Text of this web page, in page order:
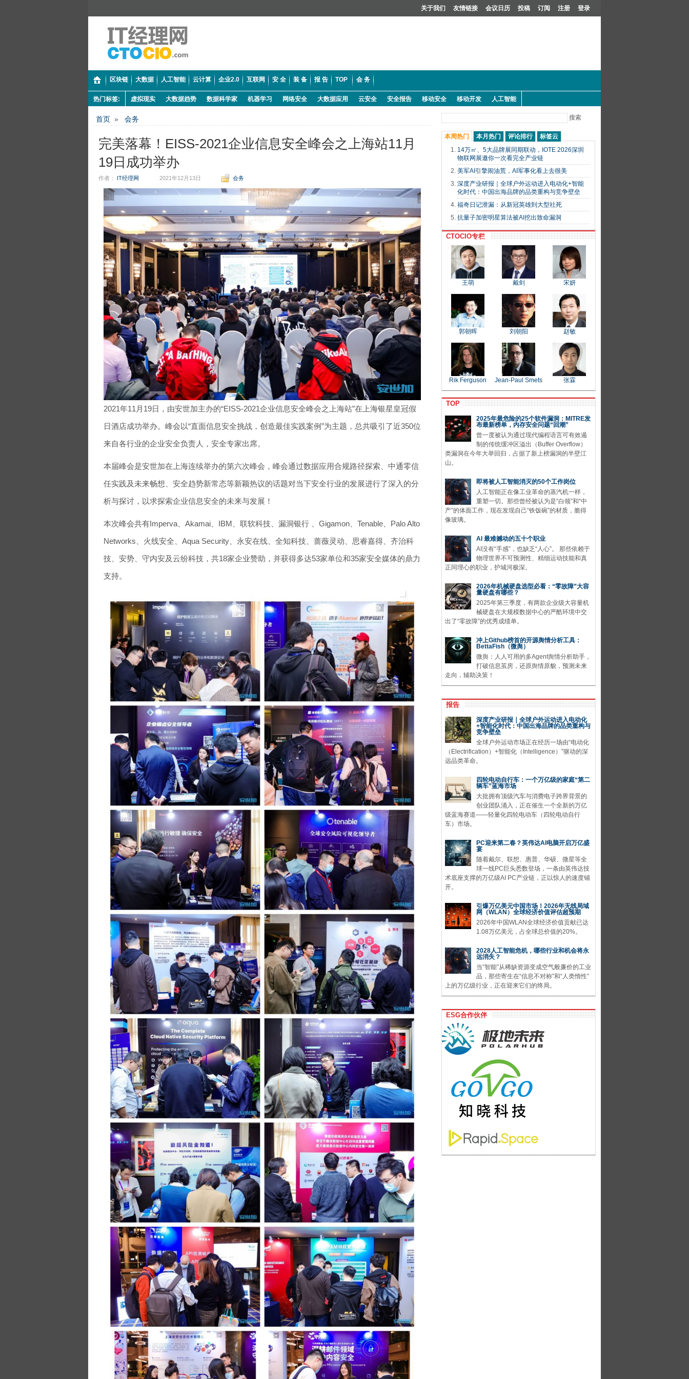
关于我们 友情链接 会议日历 投稿 订阅 注册 登录
区块链 大数据 人工智能 云计算 企业2.0 互联网 安 全 装 备 报 告 TOP 会 务
热门标签: 虚拟现实 大数据趋势 数据科学家 机器学习 网络安全 大数据应用 云安全 安全报告 移动安全 移动开发 人工智能
首页 » 会务
完美落幕！EISS-2021企业信息安全峰会之上海站11月
19日成功举办
作者： IT经理网 2021年12月13日 会务
2021年11月19日，由安世加主办的“EISS-2021企业信息安全峰会之上海站”在上海银星皇冠假
日酒店成功举办。峰会以“直面信息安全挑战，创造最佳实践案例”为主题，总共吸引了近350位
来自各行业的企业安全负责人，安全专家出席。
本届峰会是安世加在上海连续举办的第六次峰会，峰会通过数据应用合规路径探索、中通零信
任实践及未来畅想、安全趋势新常态等新颖热议的话题对当下安全行业的发展进行了深入的分
析与探讨，以求探索企业信息安全的未来与发展！
本次峰会共有Imperva、Akamai、IBM、联软科技、漏洞银行 、Gigamon、Tenable、Palo Alto
Networks、火线安全、Aqua Security、永安在线、全知科技、蔷薇灵动、思睿嘉得、齐治科
技、安势、守内安及云纷科技，共18家企业赞助，并获得多达53家单位和35家安全媒体的鼎力
支持。
搜索
本周热门 本月热门 评论排行
标签云
14万㎡、5大品牌展同期联动，IOTE 2026深圳
物联网展邀你一次看完全产业链
美军AI引擎闹油荒，AI军事化看上去很美
深度产业研报｜全球户外运动进入电动化+智能
化时代：中国出海品牌的品类重构与竞争壁垒
福奇日记泄漏：从新冠英雄到大型社死
抗量子加密明星算法被AI挖出致命漏洞
CTOCIO专栏
王萌 戴剑 宋妍
郭朝晖 刘朝阳 赵敏
Rik Ferguson Jean-Paul Smets 张霖
TOP
2025年最危险的25个软件漏洞：MITRE发
布最新榜单，内存安全问题“回潮”
曾一度被认为通过现代编程语言可有效遏
制的传统缓冲区溢出（Buffer Overflow）
类漏洞在今年大举回归，占据了新上榜漏洞的半壁江
山。
即将被人工智能消灭的50个工作岗位
人工智能正在像工业革命的蒸汽机一样，
重塑一切。那些曾经被认为是“白领”和“中
产”的体面工作，现在发现自己“铁饭碗”的材质，脆得
像玻璃。
AI 最难撼动的五十个职业
AI没有“手感”，也缺乏“人心”。 那些依赖于
物理世界不可预测性、精细运动技能和真
正同理心的职业，护城河极深。
2026年机械硬盘选型必看：“零故障”大容
量硬盘有哪些？
2025年第三季度，有两款企业级大容量机
械硬盘在大规模数据中心的严酷环境中交
出了“零故障”的优秀成绩单。
冲上Github榜首的开源舆情分析工具：
BettaFish（微舆）
微舆：人人可用的多Agent舆情分析助手，
打破信息茧房，还原舆情原貌，预测未来
走向，辅助决策！
报告
深度产业研报｜全球户外运动进入电动化
+智能化时代：中国出海品牌的品类重构与
竞争壁垒
全球户外运动市场正在经历一场由“电动化
（Electrification）+智能化（Intelligence）”驱动的深
远品类革命。
四轮电动自行车：一个万亿级的家庭“第二
辆车”蓝海市场
大批拥有顶级汽车与消费电子跨界背景的
创业团队涌入，正在催生一个全新的万亿
级蓝海赛道——轻量化四轮电动车（四轮电动自行
车）市场。
PC迎来第二春？英伟达AI电脑开启万亿盛
宴
随着戴尔、联想、惠普、华硕、微星等全
球一线PC巨头悉数登场，一条由英伟达技
术底座支撑的万亿级AI PC产业链，正以惊人的速度铺
开。
引爆万亿美元中国市场！2026年无线局域
网（WLAN）全球经济价值评估超预期
2026年中国WLAN全球经济价值贡献已达
1.08万亿美元，占全球总价值的20%。
2028人工智能危机，哪些行业和机会将永
远消失？
当“智能”从稀缺资源变成空气般廉价的工业
品，那些寄生在“信息不对称”和“人类惰性”
上的万亿级行业，正在迎来它们的终局。
ESG合作伙伴